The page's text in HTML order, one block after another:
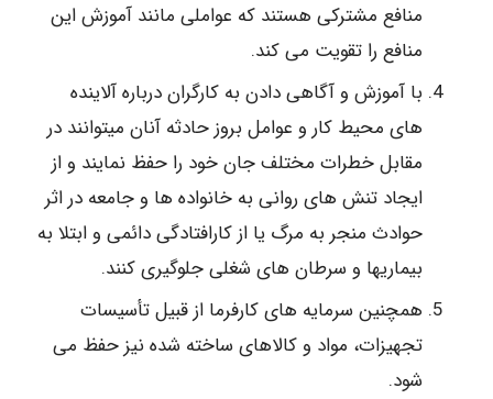
منافع مشترکی هستند که عواملی مانند آموزش این
منافع را تقویت می کند.
با آموزش و آگاهی دادن به کارگران درباره آلاینده
های محیط کار و عوامل بروز حادثه آنان میتوانند در
مقابل خطرات مختلف جان خود را حفظ نمایند و از
ایجاد تنش های روانی به خانواده ها و جامعه در اثر
حوادث منجر به مرگ یا از کارافتادگی دائمی و ابتلا به
بیماریها و سرطان های شغلی جلوگیری کنند.
همچنین سرمایه های کارفرما از قبیل تأسیسات
تجهیزات، مواد و کالاهای ساخته شده نیز حفظ می
شود.